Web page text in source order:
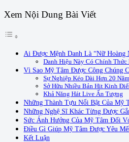
Xem Nội Dung Bài Viết
Ai Được Mệnh Danh Là “Nữ Hoàng
Danh Hiệu Này Có Chính Thức
Vì Sao Mỹ Tâm Được Công Chúng
Sự Nghiệp Kéo Dài Hơn 20 Năm
Sở Hữu Nhiều Bản Hit Kinh
Khả Năng Hát Live Ấn Tượng
Những Thành Tựu Nổi Bật Của Mỹ
Những Nghệ Sĩ Khác Từng Được
Sức Ảnh Hưởng Của Mỹ Tâm Đối
Điều Gì Giúp Mỹ Tâm Được Yêu
Kết Luận